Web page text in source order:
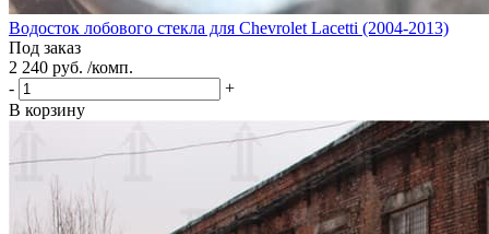
Водосток лобового стекла для Chevrolet Lacetti (2004-2013)
Под заказ
2 240 руб. /комп.
-
+
В корзину